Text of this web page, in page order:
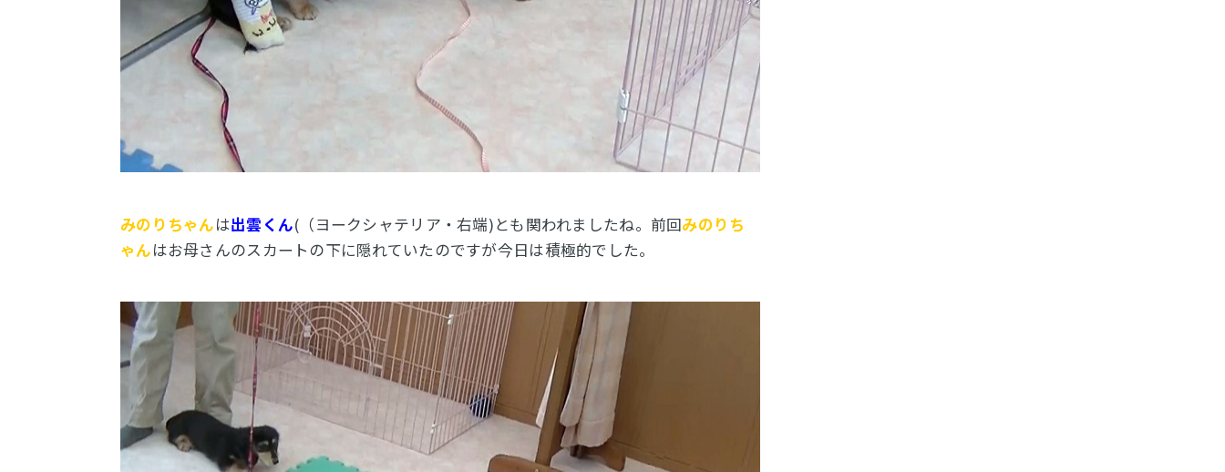
みのりちゃんは出雲くん(（ヨークシャテリア・右端)とも関われましたね。前回みのりち
ゃんはお母さんのスカートの下に隠れていたのですが今日は積極的でした。